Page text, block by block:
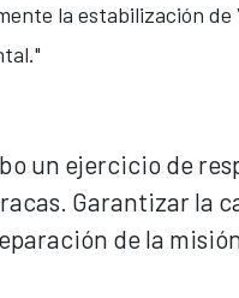
la estabilización de
un ejercicio de
Garantizar la
de la